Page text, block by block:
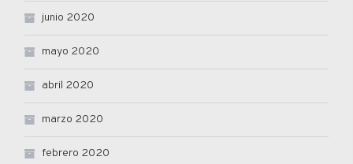
junio 2020
mayo 2020
abril 2020
marzo 2020
febrero 2020